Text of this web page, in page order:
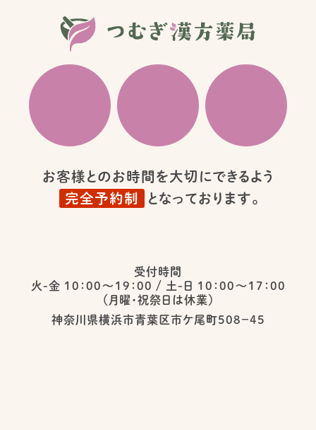
お客様とのお時間を大切にできるよう
完全予約制
となっております。
受付時間
火-金 10：00〜19：00 / 土-日 10：00〜17：00
（月曜・祝祭日は休業）
神奈川県横浜市青葉区市ケ尾町５０８−４５